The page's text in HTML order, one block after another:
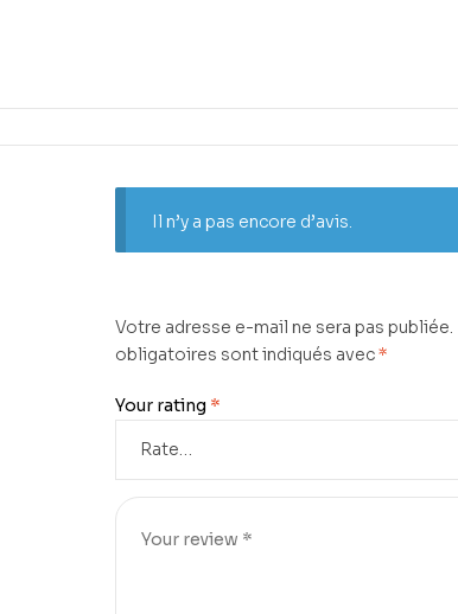
Il n’y a pas encore d’avis.
Votre adresse e-mail ne sera pas publiée.
obligatoires sont indiqués avec*
Your rating *